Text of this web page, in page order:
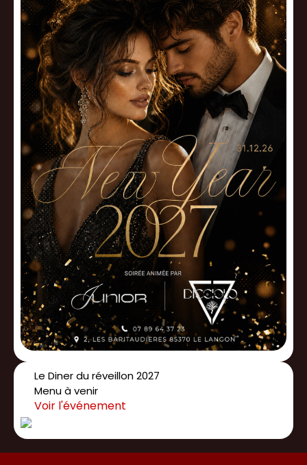
Le Diner du réveillon 2027
Menu à venir